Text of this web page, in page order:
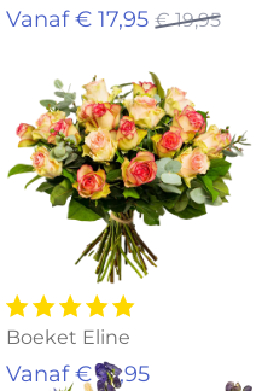
Vanaf € 17,95 € 19,95
Boeket Eline
Vanaf € 19,95